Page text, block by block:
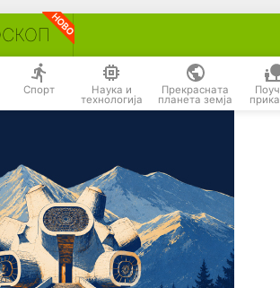
Спорт Наука и
технологија
Прекрасната
планета земја